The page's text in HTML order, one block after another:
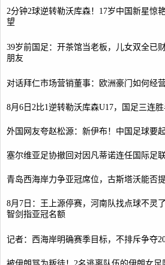
2分钟2球逆转勒沃库森！17岁中国新星惊
望
39岁前国足：开茶馆当老板，儿女双全已
朋友
对话拜仁市场营销董事：欧洲豪门如何经
8月6日2比1逆转勒沃库森U17，国足三连
外国网友夸赵松源：新伊布！中国足球要
塞尔维亚足协撤回对因凡蒂诺连任国际足
青岛西海岸力争亚冠席位，古斯塔沃能否提
8月7日：王上源停赛，河南队找点球不灵
智剑指亚冠名额
记者：西海岸明确赛季目标，不排斥争夺